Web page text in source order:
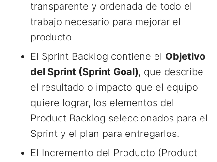
transparente y ordenada de todo el
trabajo necesario para mejorar el
producto.
El Sprint Backlog contiene el Objetivo
del Sprint (Sprint Goal), que describe
el resultado o impacto que el equipo
quiere lograr, los elementos del
Product Backlog seleccionados para el
Sprint y el plan para entregarlos.
El Incremento del Producto (Product